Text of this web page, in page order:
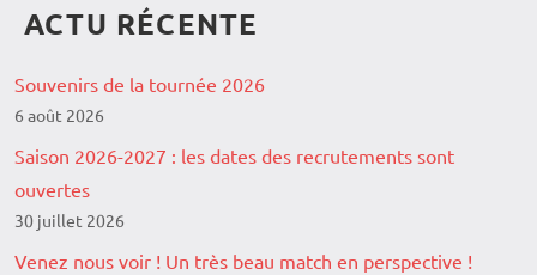
ACTU RÉCENTE
Souvenirs de la tournée 2026
6 août 2026
Saison 2026-2027 : les dates des recrutements sont
ouvertes
30 juillet 2026
Venez nous voir ! Un très beau match en perspective !